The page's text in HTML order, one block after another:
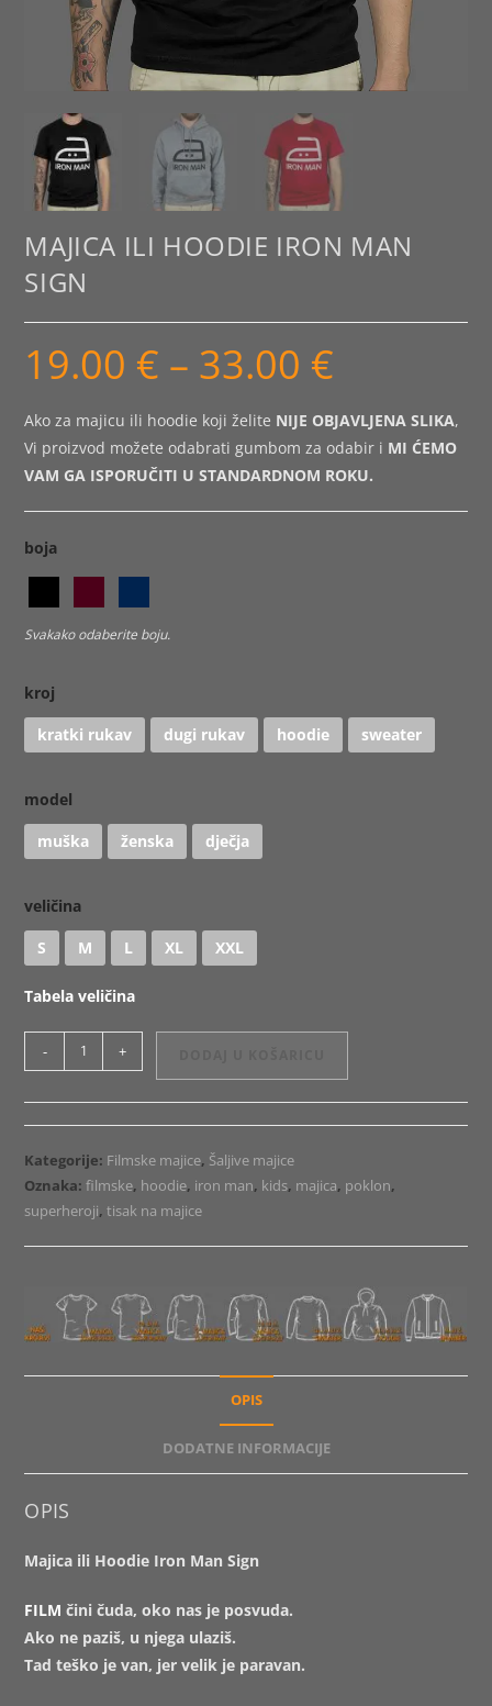
MAJICA ILI HOODIE IRON MAN
SIGN
19.00 € – 33.00 €
do
33.00 €
Ako za majicu ili hoodie koji želite NIJE OBJAVLJENA SLIKA,
Vi proizvod možete odabrati gumbom za odabir i MI ĆEMO
VAM GA ISPORUČITI U STANDARDNOM ROKU.
boja
Svakako odaberite boju.
kroj
kratki rukav
dugi rukav hoodie sweater
model
muška
ženska dječja
veličina
S
M L XL XXL
Tabela veličina
ili
Hoodie
Iron
Man
Sign
količina
- +
Kategorije: Filmske majice, Šaljive majice
Oznaka:filmske, hoodie, iron man, kids, majica, poklon,
superheroji,tisak na majice
OPIS
DODATNE INFORMACIJE
OPIS
Majica ili Hoodie Iron Man Sign
FILM čini čuda, oko nas je posvuda.
Ako ne paziš, u njega ulaziš.
Tad teško je van, jer velik je paravan.